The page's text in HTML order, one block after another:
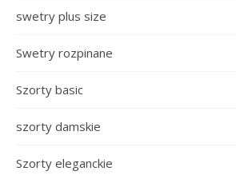
swetry plus size
Swetry rozpinane
Szorty basic
szorty damskie
Szorty eleganckie